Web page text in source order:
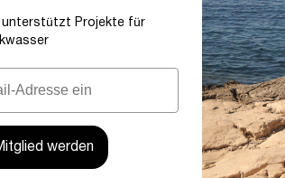
unterstützt Projekte für
werden